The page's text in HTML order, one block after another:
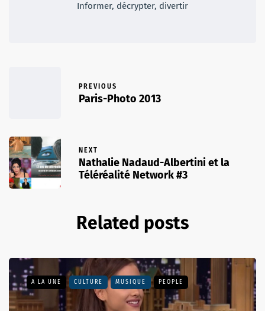
Informer, décrypter, divertir
PREVIOUS
Paris-Photo 2013
NEXT
Nathalie Nadaud-Albertini et la
Téléréalité Network #3
Related posts
A LA UNE CULTURE MUSIQUE PEOPLE